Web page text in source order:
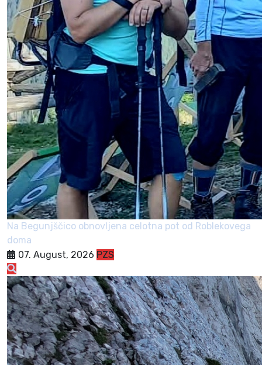
Na Begunjščico obnovljena celotna pot od Roblekovega
doma
07. August, 2026 PZS